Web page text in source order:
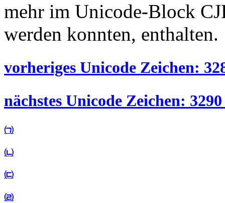
mehr im Unicode-Block
werden konnten, enthalten.
vorheriges Unicode Zeichen:
nächstes Unicode Zeichen:
㈀
㈁
㈂
㈃